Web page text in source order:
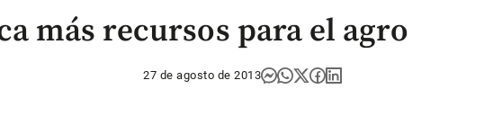
más recursos para el agro
27 de agosto de 2013